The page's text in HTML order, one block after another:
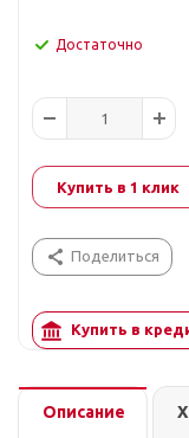
Достаточно
Купить в 1 клик
Поделиться
Купить в
Описание